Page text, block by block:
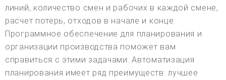
линий, количество смен и рабочих в каждой смене,
расчет потерь, отходов в начале и конце.
Программное обеспечение для планирования и
организации производства поможет вам
справиться с этими задачами. Автоматизация
планирования имеет ряд преимуществ: лучшее